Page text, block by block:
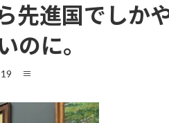
先進国でしか
のに。
≡